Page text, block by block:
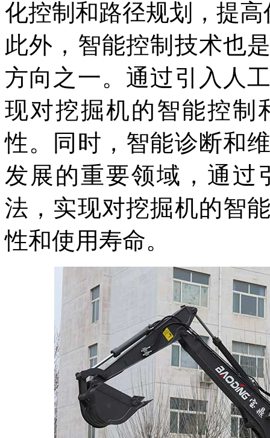
化控制和路径规划，提
此外，智能控制技术也
方向之一。通过引入人
现对挖掘机的智能控制
性。同时，智能诊断和
发展的重要领域，通过
法，实现对挖掘机的智
性和使用寿命。